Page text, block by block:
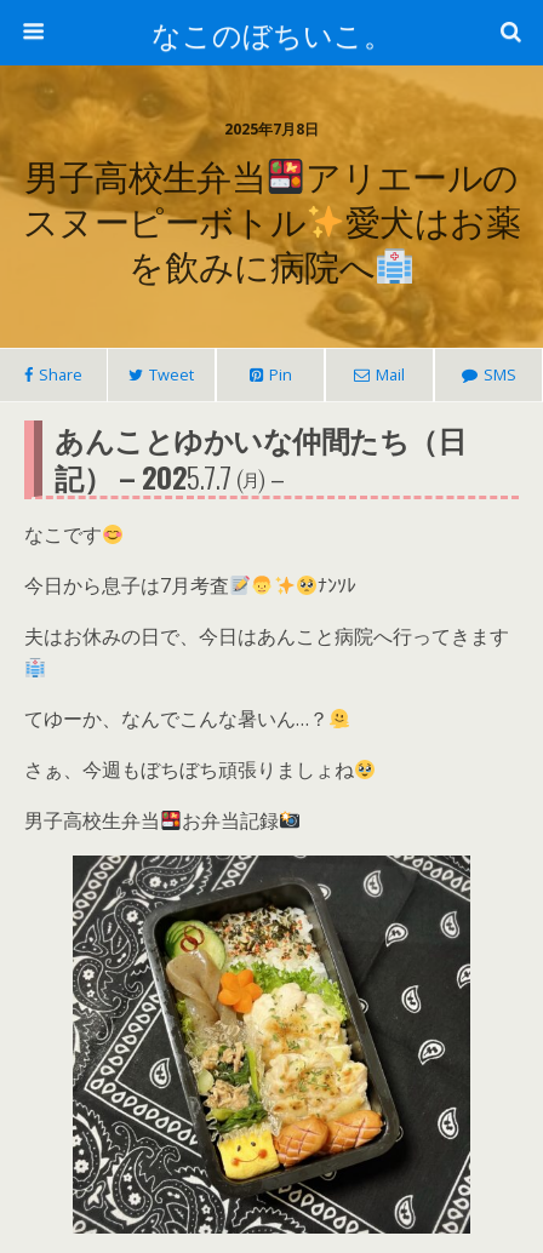
なこのぼちいこ。
2025年7月8日
男子高校生弁当
アリエールの
スヌーピーボトル
愛犬はお薬
を飲みに病院へ
Share Tweet Pin Mail SMS
あんことゆかいな仲間たち（日
記） – 2025.7.7 ㈪ –
なこです
今日から息子は7月考査
ﾅﾝｿﾚ
夫はお休みの日で、今日はあんこと病院へ行ってきます
てゆーか、なんでこんな暑いん…？
さぁ、今週もぼちぼち頑張りましょね
男子高校生弁当
お弁当記録